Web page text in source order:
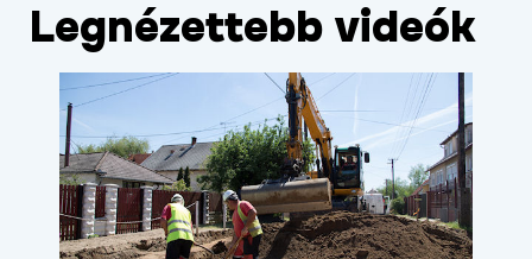
Legnézettebb videók